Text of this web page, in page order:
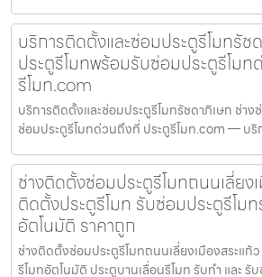
บริการติดตั้งและซ่อมประตูรีโมทรัช
ประตูรีโมทพร้อมรับซ่อมประตูรีโม
รีโมท.com
บริการติดตั้งและซ่อมประตูรีโมทรัชดาภิเษก ช่า
ซ่อมประตูรีโมทด่วนถึงที่ ประตูรีโมท.com — บริ
ช่างติดตั้งซ่อมประตูรีโมทถนนเลี่ยง
ติดตั้งประตูรีโมท รับซ่อมประตูรีโม
อัตโนมัติ ราคาถูก
ช่างติดตั้งซ่อมประตูรีโมทถนนเลี่ยงเมืองสระแก้
รีโมทอัตโนมัติ ประตูบานเลื่อนรีโมท รับทำ และ รั